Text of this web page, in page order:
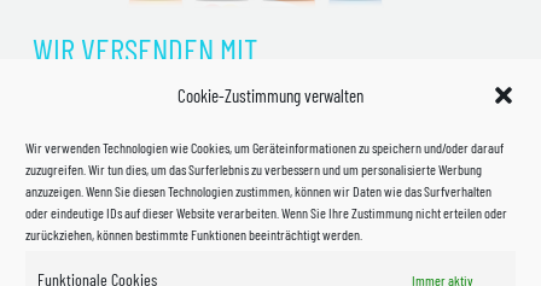
Cookie-Zustimmung verwalten
Wir verwenden Technologien wie Cookies, um Geräteinformationen zu speichern und/oder darauf
zuzugreifen. Wir tun dies, um das Surferlebnis zu verbessern und um personalisierte Werbung
anzuzeigen. Wenn Sie diesen Technologien zustimmen, können wir Daten wie das Surfverhalten
oder eindeutige IDs auf dieser Website verarbeiten. Wenn Sie Ihre Zustimmung nicht erteilen oder
zurückziehen, können bestimmte Funktionen beeinträchtigt werden.
Funktionale Cookies Immer aktiv
WIR VERSENDEN MIT